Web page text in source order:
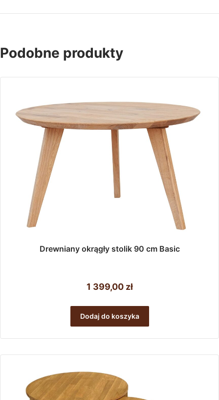
Podobne produkty
Drewniany okrągły stolik 90 cm Basic
1 399,00 zł
Dodaj do koszyka